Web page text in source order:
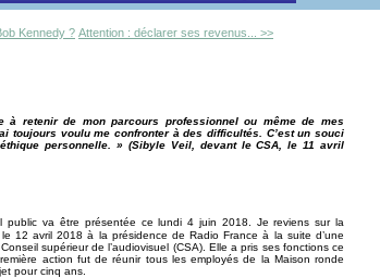
Kennedy ? Attention : déclarer ses revenus... >>
à retenir de mon parcours professionnel ou même de mes
toujours voulu me confronter à des difficultés. C’est un souci
personnelle. » (Sibyle Veil, devant le CSA, le 11 avril
public va être présentée ce lundi 4 juin 2018. Je reviens sur la
le 12 avril 2018 à la présidence de Radio France à la suite d’une
supérieur de l’audiovisuel (CSA). Elle a pris ses fonctions ce
action fut de réunir tous les employés de la Maison ronde
pour cinq ans.